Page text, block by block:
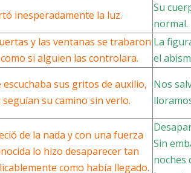
inesperadamente la luz.
Su
normal.
y las ventanas se trabaron
si alguien las controlara.
La
el
escuchaba sus gritos de auxilio,
su camino sin verlo.
Nos
de la nada y con una fuerza
lo hizo desaparecer tan
como había llegado.
Sin
noches